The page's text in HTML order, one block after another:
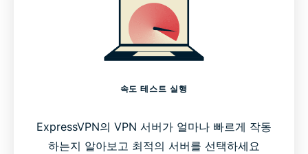
속도 테스트 실행
ExpressVPN의 VPN 서버가 얼마나 빠르게 작동
하는지 알아보고 최적의 서버를 선택하세요